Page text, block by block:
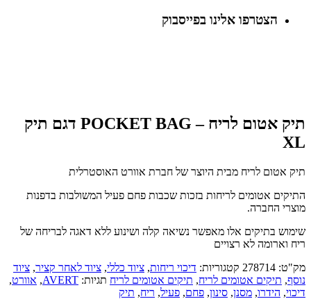
הצטרפו אלינו בפייסבוק
תיק אטום לריח – POCKET BAG דגם תיק
XL
תיק אטום לריח מבית היוצר של חברת אוורט האוסטרלית
התיקים אטומים לריחות בזכות שכבות פחם פעיל המשולבות בדפנות
מוצרי החברה.
שימוש בתיקים אלו מאפשר נשיאה קלה ושינוע ללא דאגה לבריחה של
ריח וארומה לא רצויים
מק"ט: 278714 קטגוריות: דיכוי ריחות, ציוד כללי, ציוד לאחר קציר, ציוד
נוסף, תיקים אטומים לריח, תיקים אטומים לריח תגיות: AVERT
, אוורט,
דיכוי, הידרו, מסנן, סינון, פחם, פעיל, ריח, תיק